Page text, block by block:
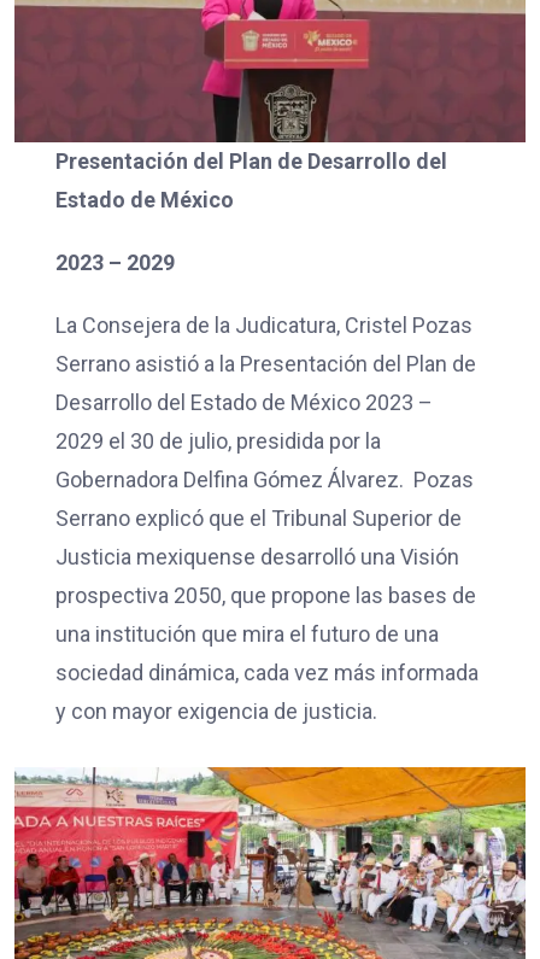
Presentación del Plan de Desarrollo del
Estado de México
2023 – 2029
La Consejera de la Judicatura, Cristel Pozas
Serrano asistió a la Presentación del Plan de
Desarrollo del Estado de México 2023 –
2029 el 30 de julio, presidida por la
Gobernadora Delfina Gómez Álvarez. Pozas
Serrano explicó que el Tribunal Superior de
Justicia mexiquense desarrolló una Visión
prospectiva 2050, que propone las bases de
una institución que mira el futuro de una
sociedad dinámica, cada vez más informada
y con mayor exigencia de justicia.